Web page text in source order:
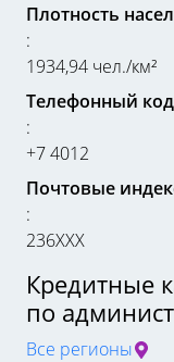
Плотность
:
1934,94 чел./км²
Телефонный код
:
+7 4012
Почтовые
:
236ХХХ
Кредитные
по
Все регионы